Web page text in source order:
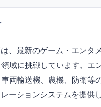
、最新のゲーム・エンタ
域に挑戦しています。エ
両輸送機、農機、防衛等
ーションシステムを提供